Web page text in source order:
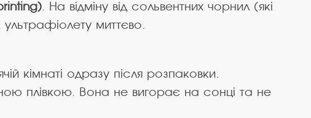
. На відміну від сольвентних чорнил (які
миттєво.
кімнаті одразу після розпаковки.
плівкою. Вона не вигорає на сонці та не